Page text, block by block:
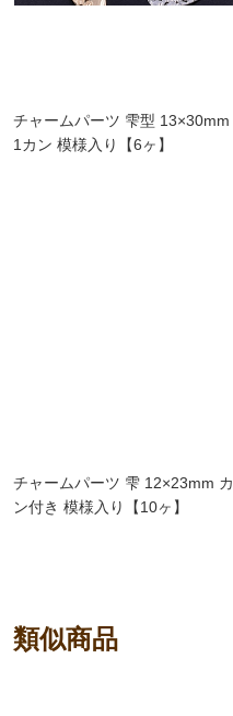
チャームパーツ 雫型 13×30mm
1カン 模様入り【6ヶ】
チャームパーツ 雫 12×23mm カ
ン付き 模様入り【10ヶ】
類似商品